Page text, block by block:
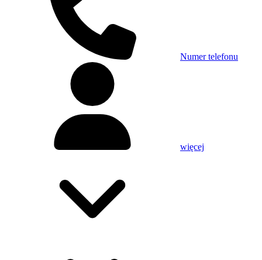
Numer telefonu
więcej